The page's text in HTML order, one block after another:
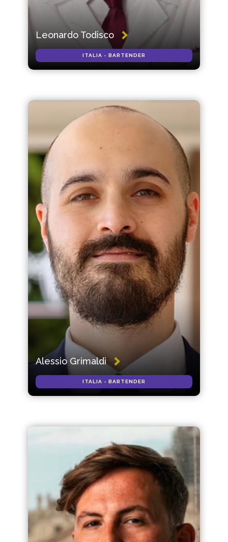
Leonardo Todisco
ITALIA - BARTENDER
Alessio Grimaldi
ITALIA - BARTENDER